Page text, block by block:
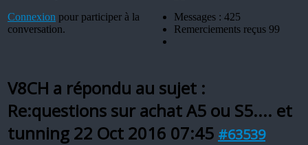
Connexion pour participer à la
conversation.
Messages : 425
Remerciements reçus 99
V8CH a répondu au sujet :
Re:questions sur achat A5 ou S5.... et
tunning 22 Oct 2016 07:45 #63539